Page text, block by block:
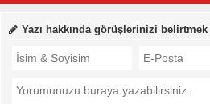
Yazı hakkında görüşlerinizi